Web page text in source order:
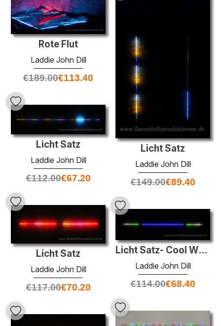
Rote Flut
Laddie John Dill
€189.00€113.40
Licht Satz
Laddie John Dill
€149.00€89.40
Licht Satz
Laddie John Dill
€112.00€67.20
Licht Satz
Laddie John Dill
€117.00€70.20
Licht Satz- Cool White
Laddie John Dill
€114.00€68.40